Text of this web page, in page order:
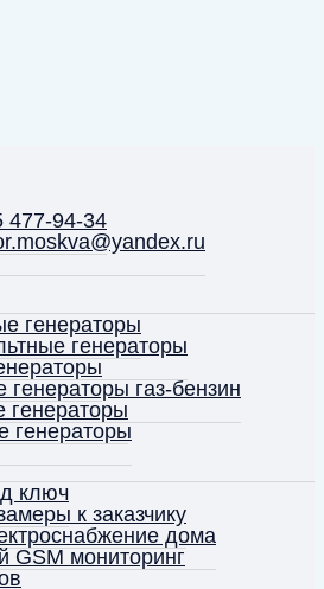
477-94-34
генераторы
генераторы
генераторы газ-бензин
генераторы
генераторы
ключ
к заказчику
дома
GSM мониторинг